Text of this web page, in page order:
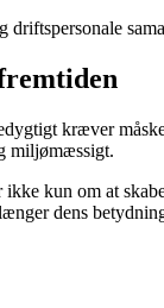
driftspersonale
kræver
miljømæssigt.
ikke kun om at
dens